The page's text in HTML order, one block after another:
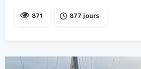
871 877 jours